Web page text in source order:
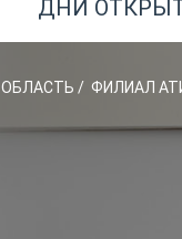
ДНИ
ОБЛАСТЬ / ФИЛИАЛ